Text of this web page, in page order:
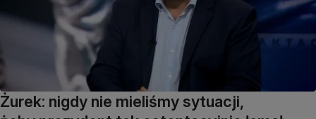
Żurek: nigdy nie mieliśmy sytuacji,